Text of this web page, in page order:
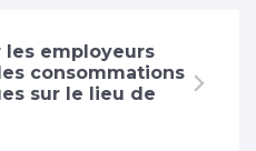
employeurs
consommations
sur le lieu de